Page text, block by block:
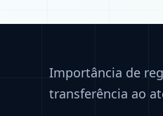
Importância de
transferência ao